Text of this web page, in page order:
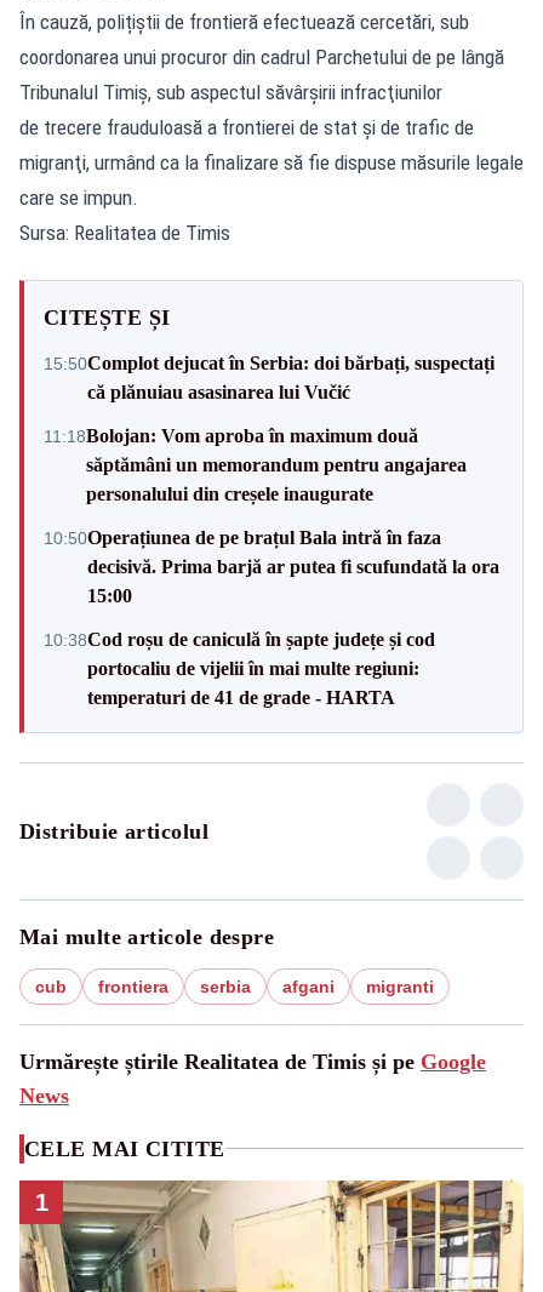
În cauză, polițiștii de frontieră efectuează cercetări, sub
coordonarea unui procuror din cadrul Parchetului de pe lângă
Tribunalul Timiş, sub aspectul săvârşirii infracţiunilor
de trecere frauduloasă a frontierei de stat şi de trafic de
migranţi, urmând ca la finalizare să fie dispuse măsurile legale
care se impun.
Sursa: Realitatea de Timis
CITEȘTE ȘI
15:50Complot dejucat în Serbia: doi bărbați, suspectați
că plănuiau asasinarea lui Vučić
11:18Bolojan: Vom aproba în maximum două
săptămâni un memorandum pentru angajarea
personalului din creșele inaugurate
10:50Operațiunea de pe brațul Bala intră în faza
decisivă. Prima barjă ar putea fi scufundată la ora
15:00
10:38Cod roșu de caniculă în șapte județe și cod
portocaliu de vijelii în mai multe regiuni:
temperaturi de 41 de grade - HARTA
Distribuie articolul
Mai multe articole despre
cub frontiera serbia afgani migranti
Urmărește știrile Realitatea de Timis și pe Google
News
CELE MAI CITITE
1